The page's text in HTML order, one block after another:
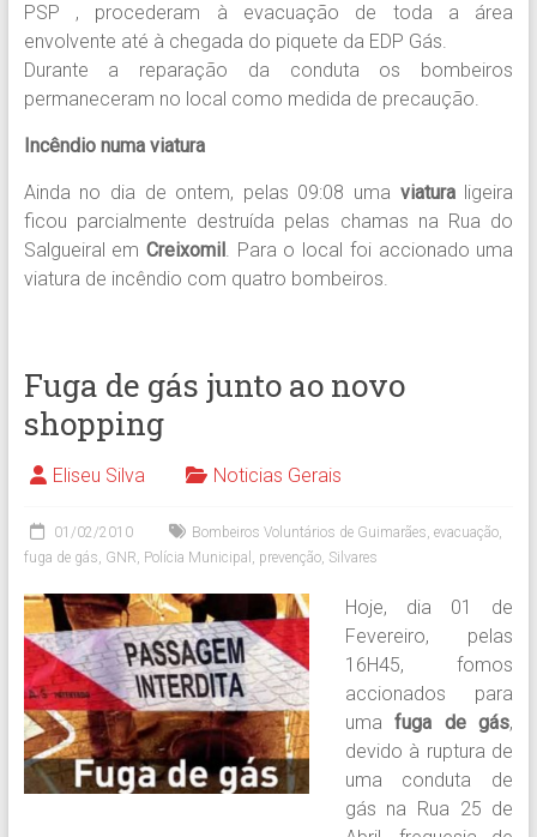
PSP , procederam à evacuação de toda a área
envolvente até à chegada do piquete da EDP Gás.
Durante a reparação da conduta os bombeiros
permaneceram no local como medida de precaução.
Incêndio numa viatura
Ainda no dia de ontem, pelas 09:08 uma viaturaligeira
ficou parcialmente destruída pelas chamas na Rua do
Salgueiral emCreixomil. Para o local foi accionado uma
viatura de incêndio com quatro bombeiros.
Fuga de gás junto ao novo
shopping
Eliseu Silva Noticias Gerais
01/02/2010 Bombeiros Voluntários de Guimarães, evacuação,
fuga de gás, GNR, Polícia Municipal , prevenção, Silvares
Hoje, dia 01 de
Fevereiro, pelas
16H45, fomos
accionados para
umafuga de gás,
devido à ruptura de
uma conduta de
gás na Rua 25 de